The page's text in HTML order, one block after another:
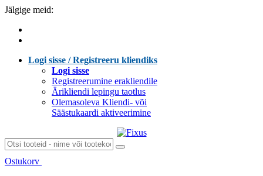
Jälgige meid:
Logi sisse / Registreeru kliendiks
Logi sisse
Registreerumine erakliendile
Ärikliendi lepingu taotlus
Olemasoleva Kliendi- või
Säästukaardi aktiveerimine
Ostukorv